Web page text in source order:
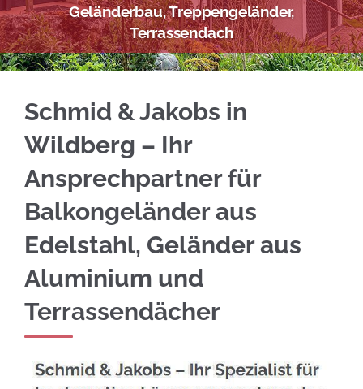
Geländerbau, Treppengeländer,
Terrassendach
Schmid & Jakobs in
Wildberg – Ihr
Ansprechpartner für
Balkongeländer aus
Edelstahl, Geländer aus
Aluminium und
Terrassendächer